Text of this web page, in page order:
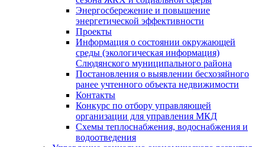
Энергосбережение и повышение
энергетической эффективности
Проекты
Информация о состоянии окружающей
среды (экологическая информация)
Слюдянского муниципального района
Постановления о выявлении бесхозяйного
ранее учтенного объекта недвижимости
Контакты
Конкурс по отбору управляющей
организации для управления МКД
Схемы теплоснабжения, водоснабжения и
водоотведения